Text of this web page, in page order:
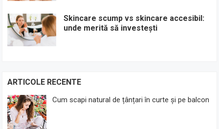
Skincare scump vs skincare accesibil:
unde merită să investești
ARTICOLE RECENTE
Cum scapi natural de țânțari în curte și pe balcon